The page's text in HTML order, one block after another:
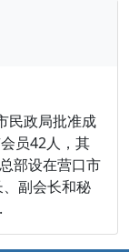
民政局批准成
员42人，其
部设在营口市
副会长和秘